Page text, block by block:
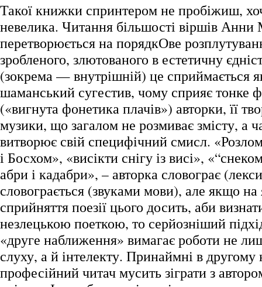
Такої книжки спринтером не пробіжиш,
невелика. Читання більшості віршів Анни
перетворюється на порядкОве
зробленого, злютованого в естетичну
(зокрема — внутрішній) це сприймається
шаманський сугестив, чому сприяє тонке
(«вигнута фонетика плачів») авторки, її
музики, що загалом не розмиває змісту, а
витворює свій специфічний смисл.
і Босхом», «висікти снігу із висі»,
абри і кадабри», – авторка словограє
словограється (звуками мови), але якщо на
сприйняття поезії цього досить, аби
незлецькою поеткою, то серйозніший
«друге наближення» вимагає роботи не
слуху, а й інтелекту. Принаймні в
професійний читач мусить зіграти з